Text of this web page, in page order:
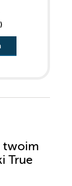
twoim
True